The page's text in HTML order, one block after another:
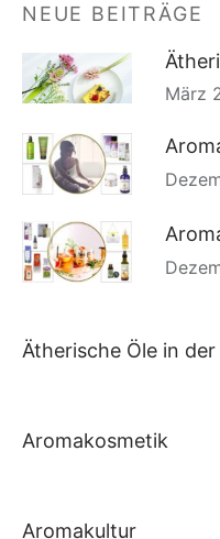
NEUE BEITRÄGE
März
Ätherische Öle in der
Aromakosmetik
Aromakultur